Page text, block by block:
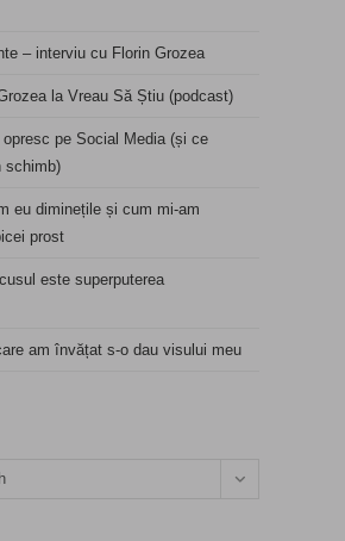
– interviu cu Florin Grozea
la Vreau Să Știu (podcast)
pe Social Media (și ce
schimb)
eu diminețile și cum mi-am
prost
este superputerea
am învățat s-o dau visului meu